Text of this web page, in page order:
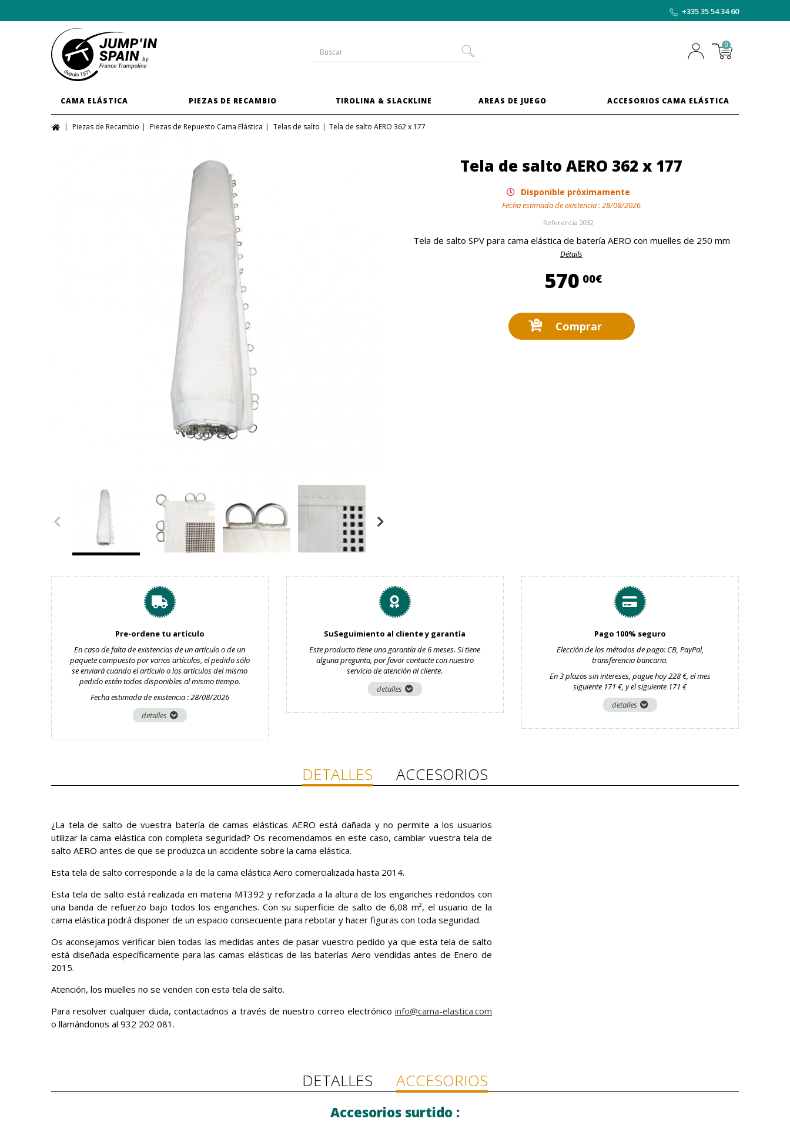
+335 35 54 34 60
0
CAMA ELÁSTICA PIEZAS DE RECAMBIO TIROLINA & SLACKLINE AREAS DE JUEGO ACCESORIOS CAMA ELÁSTICA
Piezas de Recambio Piezas de Repuesto Cama Elástica Telas de salto Tela de salto AERO 362 x 177
Tela de salto AERO 362 x 177
Disponible próximamente
Fecha estimada de existencia :28/08/2026
Referencia 2032
Tela de salto SPV para cama elástica de batería AERO con muelles de 250 mm
Détails
570 00€570,00 €
Comprar
Pre-ordene tu artículo
En caso de falta de existencias de un artículo o de un
paquete compuesto por varios artículos, el pedido sólo
se enviará cuando el artículo o los artículos del mismo
pedido estén todos disponibles al mismo tiempo.
Fecha estimada de existencia : 28/08/2026
detalles
SuSeguimiento al cliente y garantía
Este producto tiene una garantía de 6 meses. Si tiene
alguna pregunta, por favor contacte con nuestro
servicio de atención al cliente.
detalles
Pago 100% seguro
Elección de los métodos de pago: CB, PayPal,
transferencia bancaria.
En 3 plazos sin intereses, pague hoy 228 €, el mes
siguiente 171 €, y el siguiente 171 €
detalles
DETALLES ACCESORIOS
¿La tela de salto de vuestra batería de camas elásticas AERO está dañada y no permite a los usuarios
utilizar la cama elástica con completa seguridad? Os recomendamos en este caso, cambiar vuestra tela de
salto AERO antes de que se produzca un accidente sobre la cama elástica.
Esta tela de salto corresponde a la de la cama elástica Aero comercializada hasta 2014.
Esta tela de salto está realizada en materia MT392 y reforzada a la altura de los enganches redondos con
una banda de refuerzo bajo todos los enganches. Con su superficie de salto de 6,08 m², el usuario de la
cama elástica podrá disponer de un espacio consecuente para rebotar y hacer figuras con toda seguridad.
Os aconsejamos verificar bien todas las medidas antes de pasar vuestro pedido ya que esta tela de salto
está diseñada específicamente para las camas elásticas de las baterías Aero vendidas antes de Enero de
2015.
Atención, los muelles no se venden con esta tela de salto.
Para resolver cualquier duda, contactadnos a través de nuestro correo electrónico info@cama-elastica.com
o llamándonos al 932 202 081.
DETALLES ACCESORIOS
Accesorios surtido :